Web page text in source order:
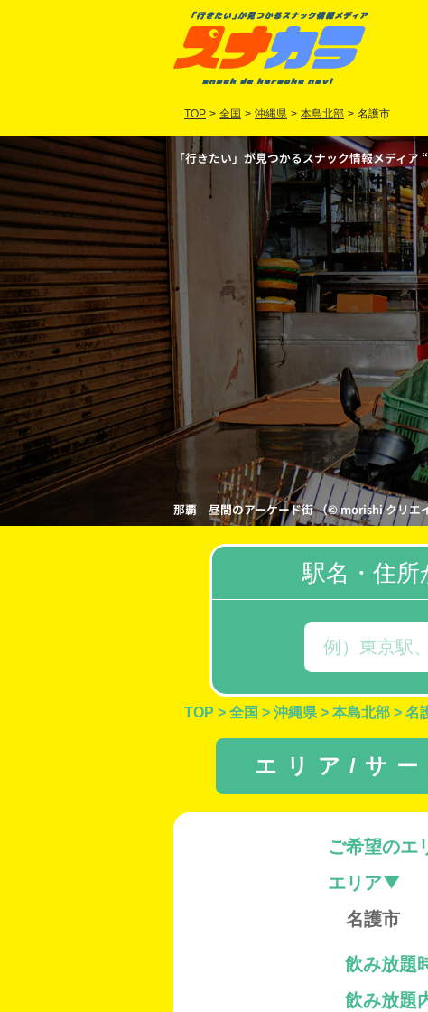
TOP > 全国 > 沖縄県 > 本島北部 > 名護市
「行きたい」が見つかるスナック情報メディア
那覇 昼間のアーケード街 （© morishi クリエ
駅名・住所
TOP > 全国 > 沖縄県 > 本島北部 > 名
エリア/サー
ご希望のエ
エリア
名護市
飲み放題
飲み放題